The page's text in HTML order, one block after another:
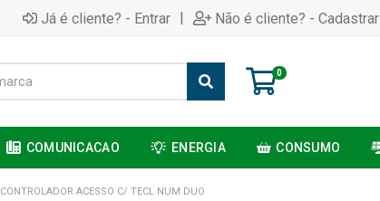
Já é cliente? - Entrar | Não é cliente? - Cadastrar
0
COMUNICACAO ENERGIA CONSUMO
CONTROLADOR ACESSO C/ TECL NUM DUO